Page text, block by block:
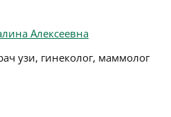
Алексеевна
узи, гинеколог, маммолог